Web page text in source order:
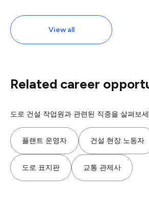
View all
Related career
도로 건설 작업원과 관련된 직종을 살펴보
플랜트 운영자 건설 현장 노동자
도로 표지판 교통 관제사